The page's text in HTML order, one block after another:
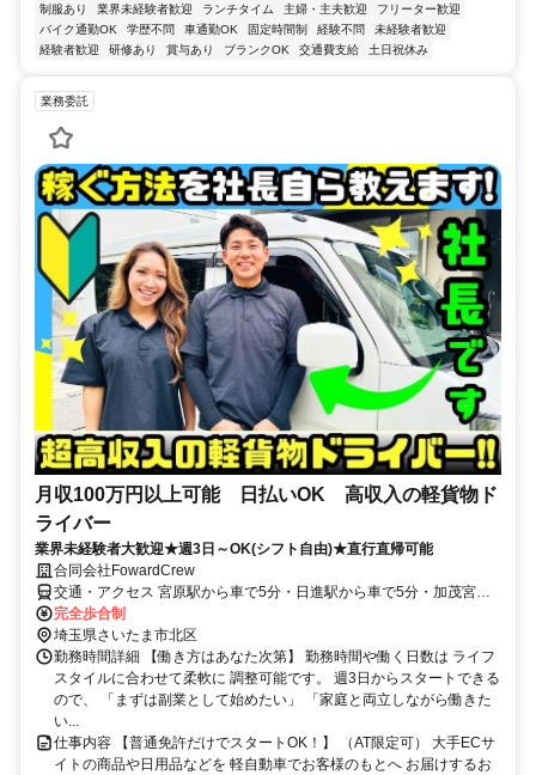
制服あり 業界未経験者歓迎 ランチタイム 主婦・主夫歓迎
フリーター歓迎
バイク通勤OK
学歴不問 車通勤OK 固定時間制 経験不問
未経験者歓迎
経験者歓迎
研修あり 賞与あり ブランクOK 交通費支給 土日祝休み
業務委託
月収100万円以上可能 日払いOK 高収入の軽貨物ド
ライバー
業界未経験者大歓迎★週3日～OK(シフト自由)★直行直帰可能
合同会社FowardCrew
交通・アクセス 宮原駅から車で5分・日進駅から車で5分・加茂宮駅
から車で5分
完全歩合制
埼玉県さいたま市北区
勤務時間詳細 【働き方はあなた次第】 勤務時間や働く日数は ライフ
スタイルに合わせて柔軟に 調整可能です。 週3日からスタートできる
ので、 「まずは副業として始めたい」 「家庭と両立しながら働きた
い...
仕事内容 【普通免許だけでスタートOK！】 （AT限定可） 大手ECサ
イトの商品や日用品などを 軽自動車でお客様のもとへ お届けするお